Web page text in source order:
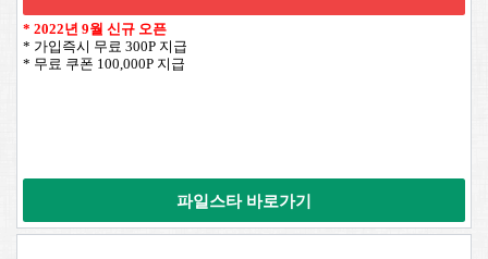
* 2022년 9월 신규 오픈
* 가입즉시 무료 300P 지급
* 무료 쿠폰 100,000P 지급
파일스타 바로가기